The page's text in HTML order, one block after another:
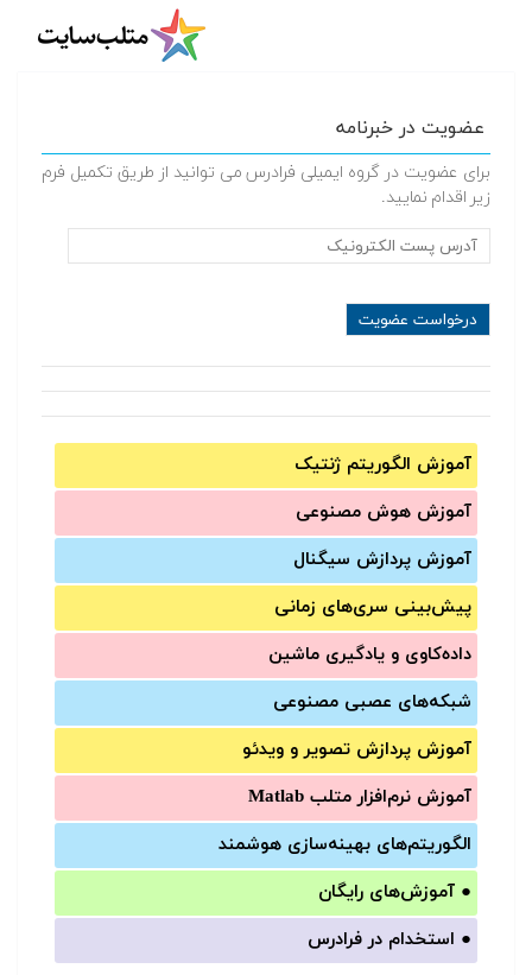
عضویت در خبرنامه
برای عضویت در گروه ایمیلی فرادرس می توانید از طریق تکمیل فرم
زیر اقدام نمایید.
آموزش الگوریتم ژنتیک
آموزش‌ هوش مصنوعی
آموزش‌ پردازش سیگنال
پیش‌‌بینی سری‌‌های زمانی
داده‌کاوی و یادگیری ماشین
شبکه‌های عصبی مصنوعی
آموزش‌ پردازش تصویر و ویدئو
آموزش‌ نرم‌افزار متلب Matlab
الگوریتم‌های بهینه‌سازی هوشمند
● آموزش‌های رایگان
● استخدام در فرادرس